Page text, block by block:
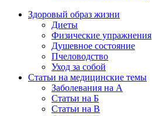
Здоровый образ жизни
Диеты
Физические упражнения
Душевное состояние
Пчеловодство
Уход за собой
Статьи на медицинские темы
Заболевания на А
Статьи на Б
Статьи на В